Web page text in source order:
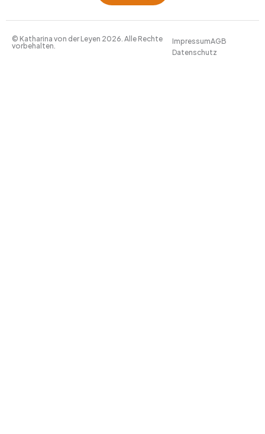
© Katharina von der Leyen 2026. Alle Rechte
vorbehalten.
ImpressumAGB
Datenschutz